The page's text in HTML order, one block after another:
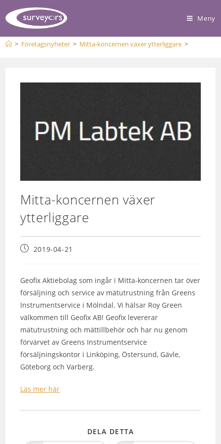
Meny
> Företagsnyheter > Mitta-koncernen växer ytterliggare >
Mitta-koncernen växer
ytterliggare
2019-04-21
Geofix Aktiebolag som ingår i Mitta-koncernen tar över
försäljning och service av mätutrustning från Greens
Instrumentservice i Mölndal. Vi hälsar Roy Green
välkommen till Geofix AB! Geofix levererar
mätutrustning och mättillbehör och har nu genom
förvärvet av Greens Instrumentservice
försäljningskontor i Linköping, Östersund, Gävle,
Göteborg och Varberg.
Läs mer här
DELA DETTA